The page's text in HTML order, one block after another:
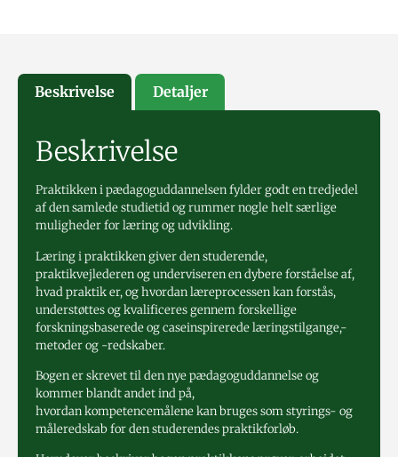
Beskrivelse Detaljer
Beskrivelse
Praktikken i pædagoguddannelsen fylder godt en tredjedel
af den samlede studietid og rummer nogle helt særlige
muligheder for læring og udvikling.
Læring i praktikken giver den studerende,
praktikvejlederen og underviseren en dybere forståelse af,
hvad praktik er, og hvordan læreprocessen kan forstås,
understøttes og kvalificeres gennem forskellige
forskningsbaserede og caseinspirerede læringstilgange,-
metoder og -redskaber.
Bogen er skrevet til den nye pædagoguddannelse og
kommer blandt andet ind på,
hvordan kompetencemålene kan bruges som styrings- og
måleredskab for den studerendes praktikforløb.